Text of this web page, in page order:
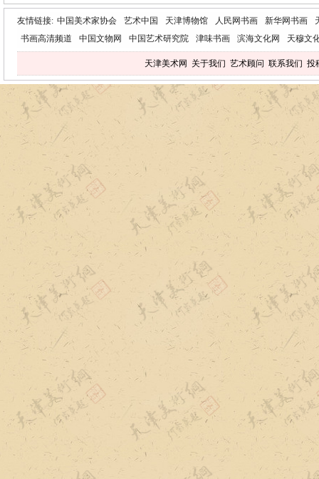
友情链接: 中国美术家协会 艺术中国 天津博物馆 人民网书画 新华网书画
书画高清频道
中国文物网 中国艺术研究院 津味书画 滨海文化网 天穆文
天津美术网 关于我们 艺术顾问 联系我们 投